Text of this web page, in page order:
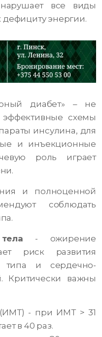
все виды
энергии.
диабет» – не
схемы
инсулина, для
и инъекционные
роль играет
и полноценной
соблюдать
- ожирение
риск развития
типа и сердечно-
Критически важны
- при ИМТ > 31
в 40 раз.